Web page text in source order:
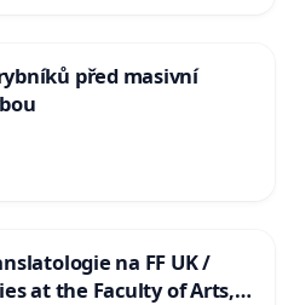
před masivní
na FF UK /
at the Faculty of Arts,